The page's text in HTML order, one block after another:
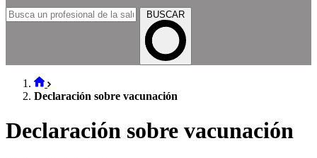
BUSCAR
Declaración sobre vacunación
Declaración sobre vacunación